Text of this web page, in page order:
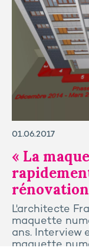
01.06.2017
« La
L'architecte
maquette
ans. Interview
maquette